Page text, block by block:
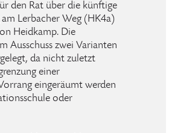
den Rat über die künftige
Lerbacher Weg (HK4a)
Heidkamp. Die
Ausschuss zwei Varianten
da nicht zuletzt
einer
eingeräumt werden
oder